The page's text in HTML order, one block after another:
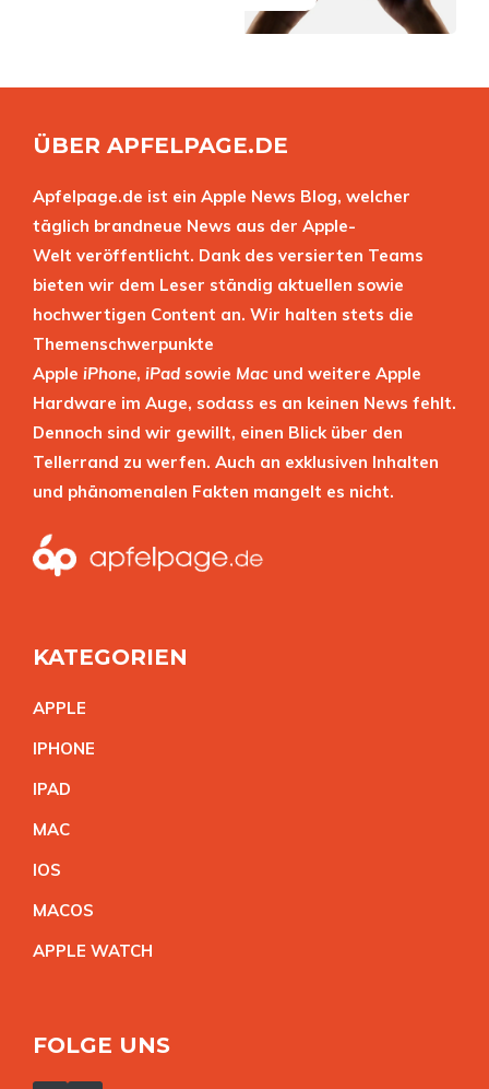
ÜBER APFELPAGE.DE
Apfelpage.de ist ein Apple News Blog, welcher
täglich brandneue News aus der Apple-
Welt veröffentlicht. Dank des versierten Teams
bieten wir dem Leser ständig aktuellen sowie
hochwertigen Content an. Wir halten stets die
Themenschwerpunkte
Apple iPhone, iPad sowie Mac und weitere Apple
Hardware im Auge, sodass es an keinen News fehlt.
Dennoch sind wir gewillt, einen Blick über den
Tellerrand zu werfen. Auch an exklusiven Inhalten
und phänomenalen Fakten mangelt es nicht.
KATEGORIEN
APPLE
IPHONE
IPAD
MAC
IOS
MACOS
APPLE WATCH
FOLGE UNS